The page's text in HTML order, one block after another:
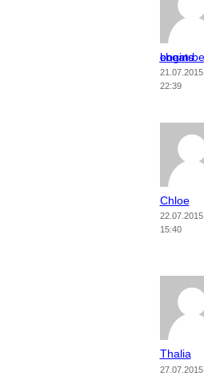
boom beach cheats engine
21.07.2015
22:39
Chloe
22.07.2015
15:40
Thalia
27.07.2015